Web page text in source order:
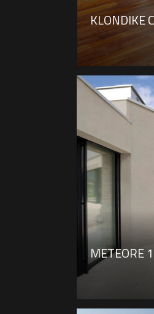
KLONDIKE
METEORE